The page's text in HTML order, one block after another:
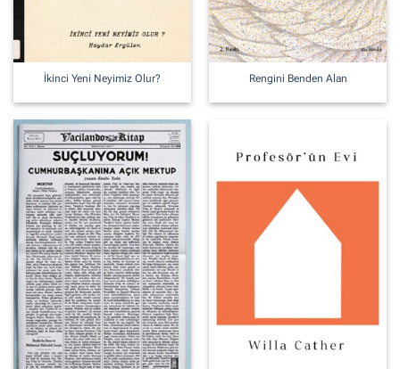
İkinci Yeni Neyimiz Olur? Rengini Benden Alan